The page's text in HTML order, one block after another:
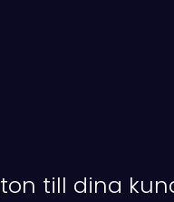
till dina